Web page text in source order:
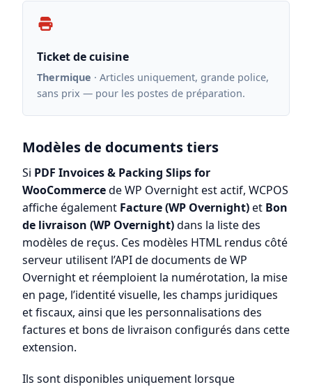
Ticket de cuisine
Thermique · Articles uniquement, grande police,
sans prix — pour les postes de préparation.
Modèles de documents tiers
Si PDF Invoices & Packing Slips for
WooCommercede WP Overnight est actif, WCPOS
affiche également Facture (WP Overnight)et Bon
de livraison (WP Overnight)dans la liste des
modèles de reçus. Ces modèles HTML rendus côté
serveur utilisent l’API de documents de WP
Overnight et réemploient la numérotation, la mise
en page, l’identité visuelle, les champs juridiques
et fiscaux, ainsi que les personnalisations des
factures et bons de livraison configurés dans cette
extension.
Ils sont disponibles uniquement lorsque